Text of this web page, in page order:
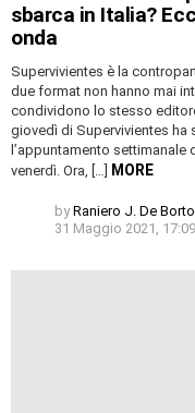
sbarca in Italia?
onda
Supervivientes è la
due format non hanno mai
condividono lo stesso
giovedì di Supervivientes ha
l’appuntamento settimanale
venerdì. Ora, […] MORE
by Raniero J. De
31 Maggio 2021, 17:09